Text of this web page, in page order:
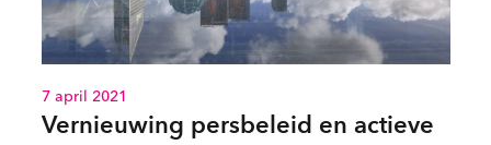
7 april 2021
Vernieuwing persbeleid en actieve